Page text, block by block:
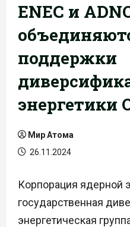
ENEC и
поддержки
энергетики
Мир Атома
26.11.2024
Корпорация ядерной
государственная
энергетическая